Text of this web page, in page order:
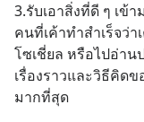
3.รับเอาสิ่งที่ดี ๆ เข้
คนที่เค้าทำสำเร็จว่
โซเชี่ยล หรือไปอ่า
เรื่องราวและวิธีคิด
มากที่สุด